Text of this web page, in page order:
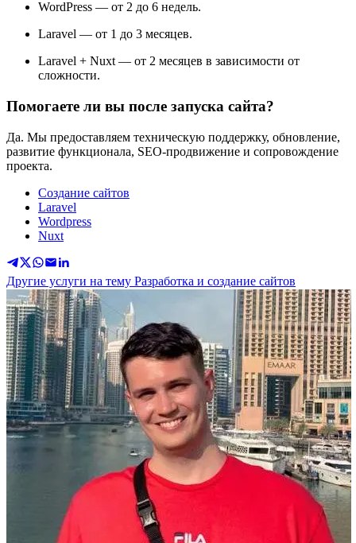
WordPress — от 2 до 6 недель.
Laravel — от 1 до 3 месяцев.
Laravel + Nuxt — от 2 месяцев в зависимости от
сложности.
Помогаете ли вы после запуска сайта?
Да. Мы предоставляем техническую поддержку, обновление,
развитие функционала, SEO-продвижение и сопровождение
проекта.
Создание сайтов
Laravel
Wordpress
Nuxt
Другие услуги на тему Разработка и создание сайтов